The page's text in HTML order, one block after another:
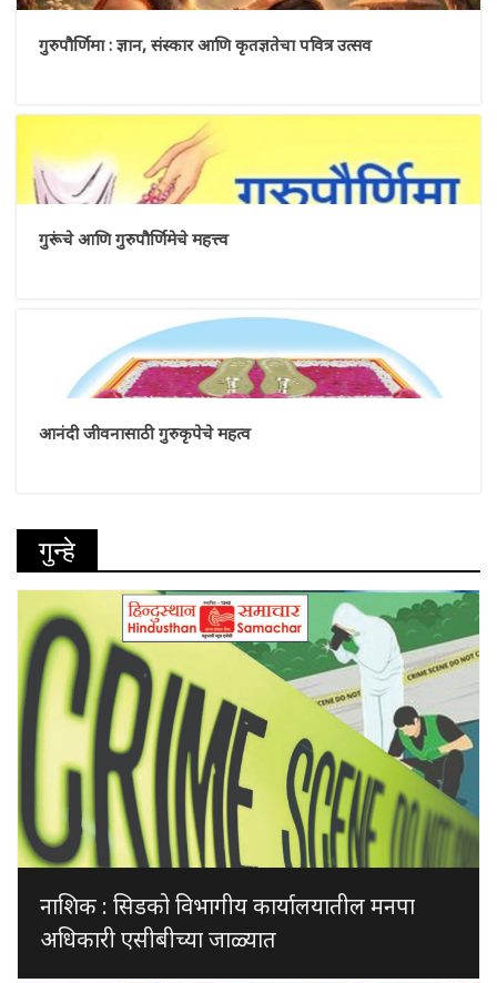
गुरुपौर्णिमा : ज्ञान, संस्कार आणि कृतज्ञतेचा पवित्र उत्सव
गुरूंचे आणि गुरुपौर्णिमेचे महत्त्व
आनंदी जीवनासाठी गुरुकृपेचे महत्व
गुन्हे
नाशिक : सिडको विभागीय कार्यालयातील मनपा
अधिकारी एसीबीच्या जाळ्यात